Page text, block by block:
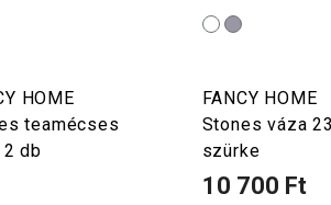
HOME
teamécses
db
FANCY HOME
Stones váza
szürke
10 700 Ft